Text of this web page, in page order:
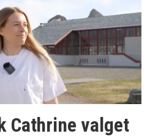
Cathrine valget